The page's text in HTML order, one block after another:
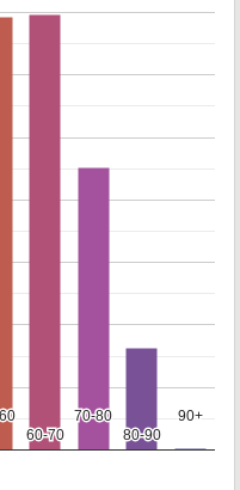
60-70
60-70
70-80
70-80
80-90
80-90
90+
90+